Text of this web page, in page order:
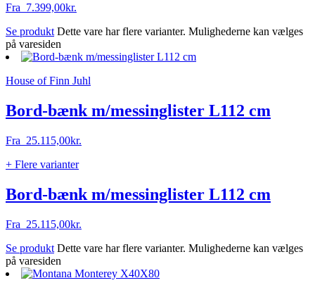
Fra 7.399,00kr.
Se produkt Dette vare har flere varianter. Mulighederne kan vælges
på varesiden
House of Finn Juhl
Bord-bænk m/messinglister L112 cm
Fra 25.115,00kr.
+ Flere varianter
Bord-bænk m/messinglister L112 cm
Fra 25.115,00kr.
Se produkt Dette vare har flere varianter. Mulighederne kan vælges
på varesiden